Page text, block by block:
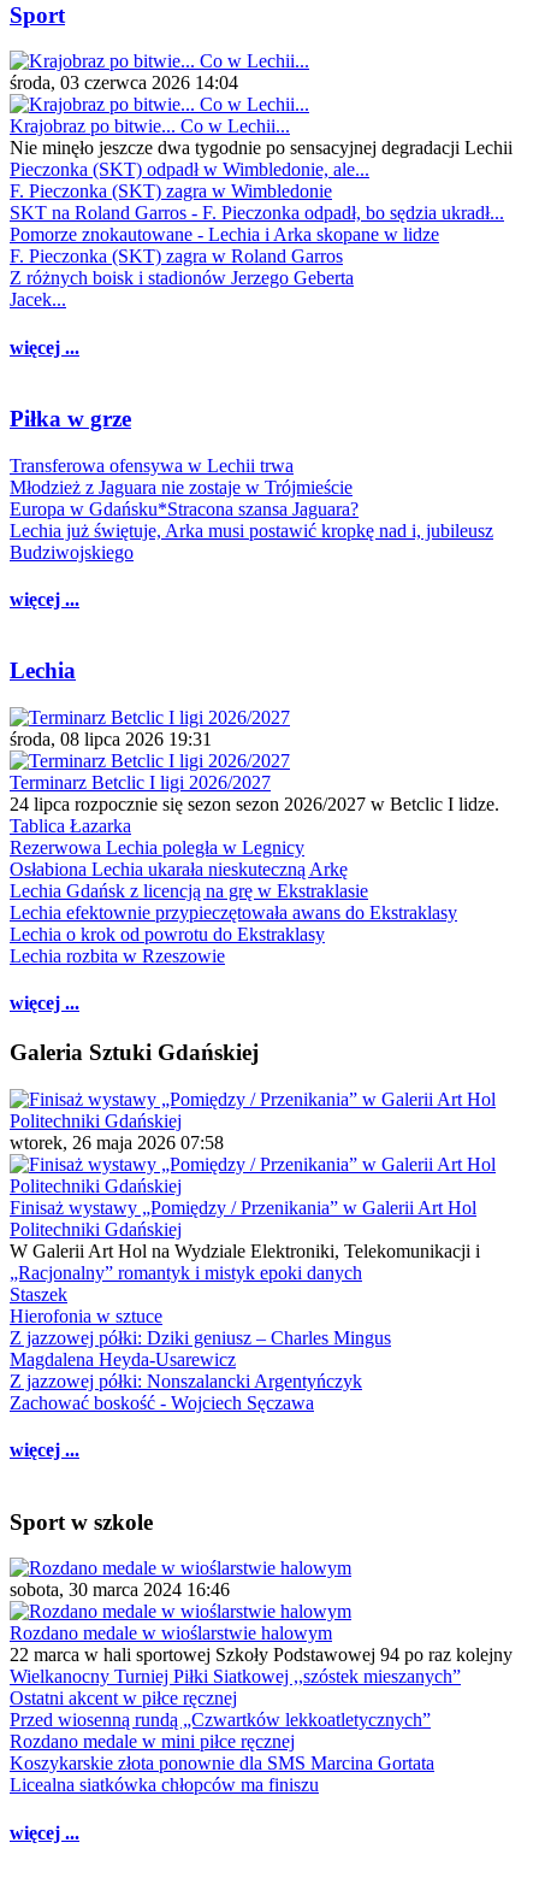
Sport
środa, 03 czerwca 2026 14:04
Krajobraz po bitwie... Co w Lechii...
Nie minęło jeszcze dwa tygodnie po sensacyjnej degradacji Lechii
Pieczonka (SKT) odpadł w Wimbledonie, ale...
F. Pieczonka (SKT) zagra w Wimbledonie
SKT na Roland Garros - F. Pieczonka odpadł, bo sędzia ukradł...
Pomorze znokautowane - Lechia i Arka skopane w lidze
F. Pieczonka (SKT) zagra w Roland Garros
Z różnych boisk i stadionów Jerzego Geberta
Jacek...
więcej ...
Piłka w grze
Transferowa ofensywa w Lechii trwa
Młodzież z Jaguara nie zostaje w Trójmieście
Europa w Gdańsku*Stracona szansa Jaguara?
Lechia już świętuje, Arka musi postawić kropkę nad i, jubileusz
Budziwojskiego
więcej ...
Lechia
środa, 08 lipca 2026 19:31
Terminarz Betclic I ligi 2026/2027
24 lipca rozpocznie się sezon sezon 2026/2027 w Betclic I lidze.
Tablica Łazarka
Rezerwowa Lechia poległa w Legnicy
Osłabiona Lechia ukarała nieskuteczną Arkę
Lechia Gdańsk z licencją na grę w Ekstraklasie
Lechia efektownie przypieczętowała awans do Ekstraklasy
Lechia o krok od powrotu do Ekstraklasy
Lechia rozbita w Rzeszowie
więcej ...
Galeria Sztuki Gdańskiej
wtorek, 26 maja 2026 07:58
Finisaż wystawy „Pomiędzy / Przenikania” w Galerii Art Hol
Politechniki Gdańskiej
W Galerii Art Hol na Wydziale Elektroniki, Telekomunikacji i
„Racjonalny” romantyk i mistyk epoki danych
Staszek
Hierofonia w sztuce
Z jazzowej półki: Dziki geniusz – Charles Mingus
Magdalena Heyda-Usarewicz
Z jazzowej półki: Nonszalancki Argentyńczyk
Zachować boskość - Wojciech Sęczawa
więcej ...
Sport w szkole
sobota, 30 marca 2024 16:46
Rozdano medale w wioślarstwie halowym
22 marca w hali sportowej Szkoły Podstawowej 94 po raz kolejny
Wielkanocny Turniej Piłki Siatkowej ,,szóstek mieszanych”
Ostatni akcent w piłce ręcznej
Przed wiosenną rundą „Czwartków lekkoatletycznych”
Rozdano medale w mini piłce ręcznej
Koszykarskie złota ponownie dla SMS Marcina Gortata
Licealna siatkówka chłopców ma finiszu
więcej ...